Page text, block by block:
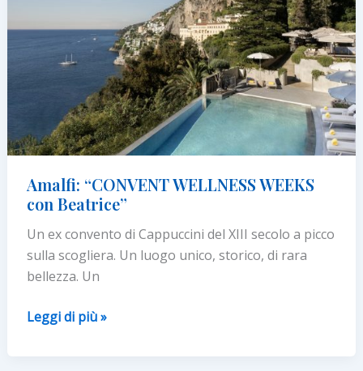
Amalfi: “CONVENT WELLNESS WEEKS
con Beatrice”
Un ex convento di Cappuccini del XIII secolo a picco
sulla scogliera. Un luogo unico, storico, di rara
bellezza. Un
Amalfi:
Leggi di più »